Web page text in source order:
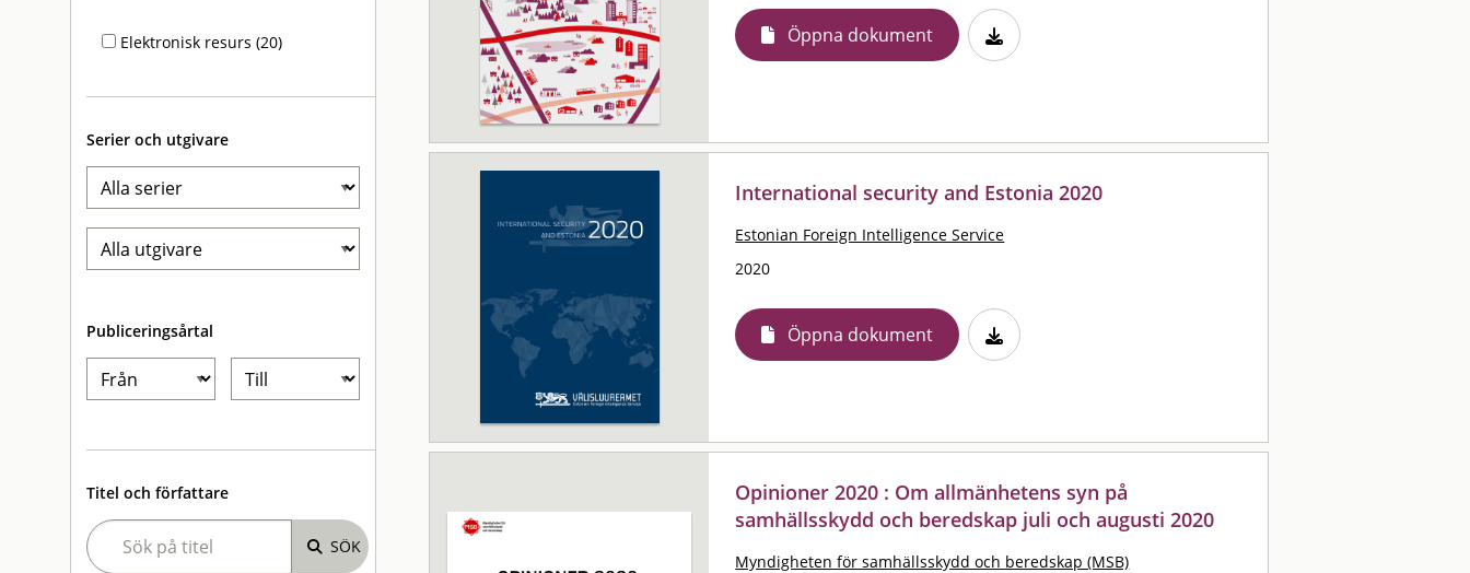
Elektronisk resurs (20)
Serier och utgivare
Publiceringsårtal
Titel och författare
Öppna dokument
International security and Estonia 2020
Estonian Foreign Intelligence Service
2020
Öppna dokument
Opinioner 2020 : Om allmänhetens syn på
samhällsskydd och beredskap juli och augusti 2020
Myndigheten för samhällsskydd och beredskap (MSB)